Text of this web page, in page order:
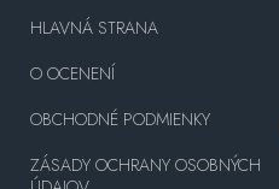
HLAVNÁ STRANA
O OCENENÍ
OBCHODNÉ PODMIENKY
ZÁSADY OCHRANY OSOBNÝCH